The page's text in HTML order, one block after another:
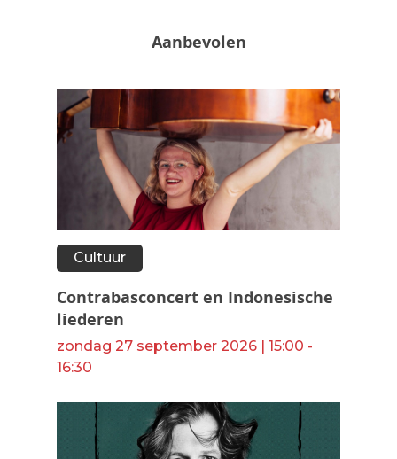
Aanbevolen
Cultuur
Contrabasconcert en Indonesische
liederen
zondag 27 september 2026 | 15:00 -
16:30